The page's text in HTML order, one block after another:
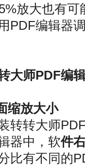
放大也有
PDF编辑器
大师PDF编
缩放大小
转转大师
器中，软件
比有不同的